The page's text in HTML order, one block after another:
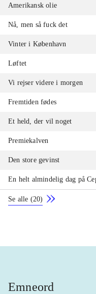
Amerikansk olie
Nå, men så fuck det
Vinter i København
Løftet
Vi rejser videre i morgen
Fremtiden fødes
Et held, der vil noget
Premiekalven
Den store gevinst
En helt almindelig dag på
Se alle (20)
Emneord